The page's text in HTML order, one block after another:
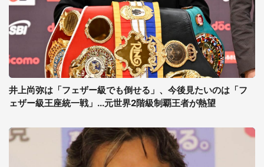
井上尚弥は「フェザー級でも倒せる」、今後見たいのは「フ
ェザー級王座統一戦」...元世界2階級制覇王者が熱望